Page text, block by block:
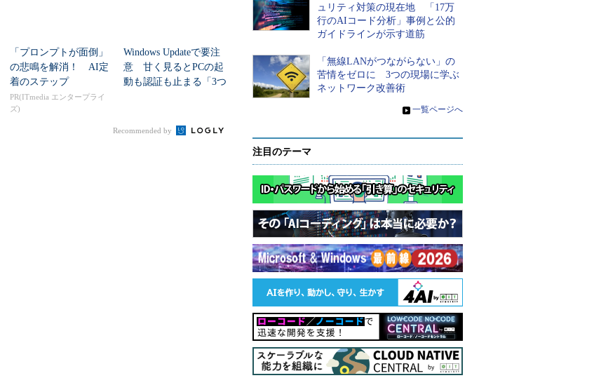
「プロンプトが面倒」
の悲鳴を解消！ AI定
着のステップ
PR(ITmedia エンタープライ
ズ)
Windows Updateで要注
意 甘く見るとPCの起
動も認証も止まる「3つ
Recommended by
ュリティ対策の現在地 「17万
行のAIコード分析」事例と公的
ガイドラインが示す道筋
「無線LANがつながらない」の
苦情をゼロに 3つの現場に学ぶ
ネットワーク改善術
» 一覧ページへ
注目のテーマ